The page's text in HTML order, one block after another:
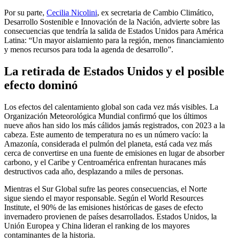
Por su parte, Cecilia Nicolini, ex secretaria de Cambio Climático,
Desarrollo Sostenible e Innovación de la Nación, advierte sobre las
consecuencias que tendría la salida de Estados Unidos para América
Latina: “Un mayor aislamiento para la región, menos financiamiento
y menos recursos para toda la agenda de desarrollo”.
La retirada de Estados Unidos y el posible
efecto dominó
Los efectos del calentamiento global son cada vez más visibles. La
Organización Meteorológica Mundial confirmó que los últimos
nueve años han sido los más cálidos jamás registrados, con 2023 a la
cabeza. Este aumento de temperatura no es un número vacío: la
Amazonía, considerada el pulmón del planeta, está cada vez más
cerca de convertirse en una fuente de emisiones en lugar de absorber
carbono, y el Caribe y Centroamérica enfrentan huracanes más
destructivos cada año, desplazando a miles de personas.
Mientras el Sur Global sufre las peores consecuencias, el Norte
sigue siendo el mayor responsable. Según el World Resources
Institute, el 90% de las emisiones históricas de gases de efecto
invernadero provienen de países desarrollados. Estados Unidos, la
Unión Europea y China lideran el ranking de los mayores
contaminantes de la historia.